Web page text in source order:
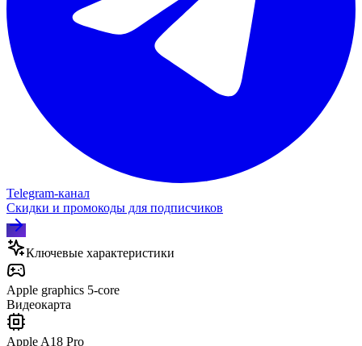
Telegram‑канал
Скидки и промокоды для подписчиков
Ключевые характеристики
Apple graphics 5-core
Видеокарта
Apple A18 Pro